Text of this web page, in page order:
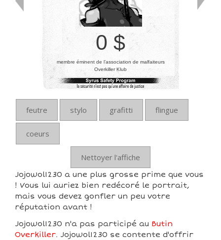
0 $
membre éminent de l’association de malfaiteurs
Overkiller Klub
feutre stylo grafitti flingue
coeurs
Nettoyer l'affiche
Jojowol1230 a une plus grosse prime que vous
! Vous lui auriez bien redécoré le portrait,
mais vous devez gonfler un peu votre
réputation avant !
Jojowol1230 n'a pas participé au Butin
Overkiller. Jojowol1230 se contente d'offrir